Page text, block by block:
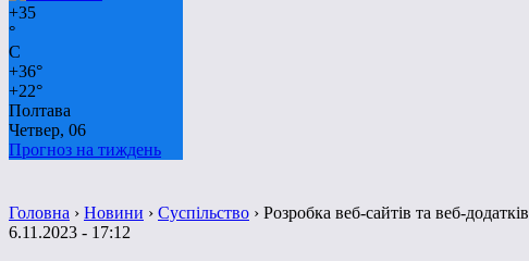
+35
°
C
+36°
+22°
Полтава
Четвер, 06
Прогноз на тиждень
Головна › Новини › Суспільство › Розробка веб-сайтів та веб-додатків
6.11.2023 - 17:12